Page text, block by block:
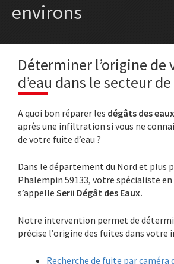
environs
Déterminer l’origine de
d’eau dans le secteur
A quoi bon réparer les dégâts des eaux
après une infiltration si vous ne
de votre fuite d’eau ?
Dans le département du Nord et plus
Phalempin 59133, votre spécialiste
s’appelle Serii Dégât des Eaux.
Notre intervention permet de
précise l’origine des fuites dans votre
Recherche de fuite par caméra